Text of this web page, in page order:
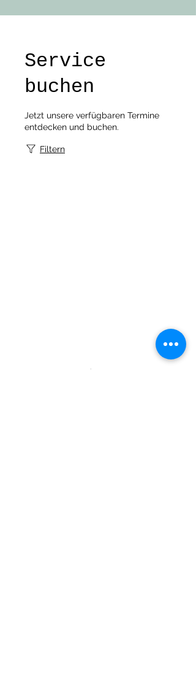
Service
buchen
Jetzt unsere verfügbaren Termine
entdecken und buchen.
Filtern